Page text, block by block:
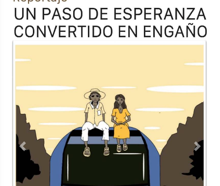
Previous Next